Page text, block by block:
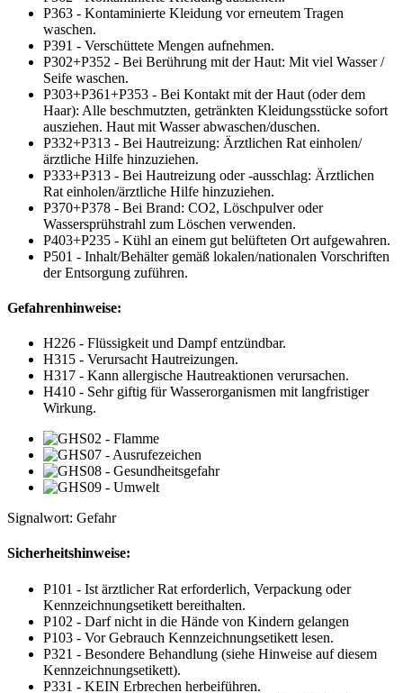
P363 - Kontaminierte Kleidung vor erneutem Tragen
waschen.
P391 - Verschüttete Mengen aufnehmen.
P302+P352 - Bei Berührung mit der Haut: Mit viel Wasser /
Seife waschen.
P303+P361+P353 - Bei Kontakt mit der Haut (oder dem
Haar): Alle beschmutzten, getränkten Kleidungsstücke sofort
ausziehen. Haut mit Wasser abwaschen/duschen.
P332+P313 - Bei Hautreizung: Ärztlichen Rat einholen/
ärztliche Hilfe hinzuziehen.
P333+P313 - Bei Hautreizung oder -ausschlag: Ärztlichen
Rat einholen/ärztliche Hilfe hinzuziehen.
P370+P378 - Bei Brand: CO2, Löschpulver oder
Wassersprühstrahl zum Löschen verwenden.
P403+P235 - Kühl an einem gut belüfteten Ort aufgewahren.
P501 - Inhalt/Behälter gemäß lokalen/nationalen Vorschriften
der Entsorgung zuführen.
Gefahrenhinweise:
H226 - Flüssigkeit und Dampf entzündbar.
H315 - Verursacht Hautreizungen.
H317 - Kann allergische Hautreaktionen verursachen.
H410 - Sehr giftig für Wasserorganismen mit langfristiger
Wirkung.
Signalwort: Gefahr
Sicherheitshinweise:
P101 - Ist ärztlicher Rat erforderlich, Verpackung oder
Kennzeichnungsetikett bereithalten.
P102 - Darf nicht in die Hände von Kindern gelangen
P103 - Vor Gebrauch Kennzeichnungsetikett lesen.
P321 - Besondere Behandlung (siehe Hinweise auf diesem
Kennzeichnungsetikett).
P331 - KEIN Erbrechen herbeiführen.